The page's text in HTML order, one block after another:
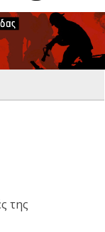
της